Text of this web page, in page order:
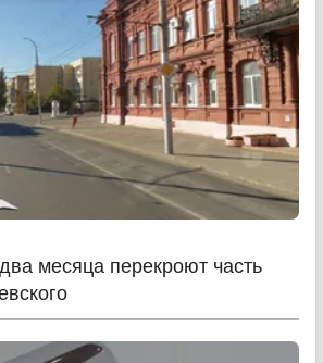
месяца перекроют часть